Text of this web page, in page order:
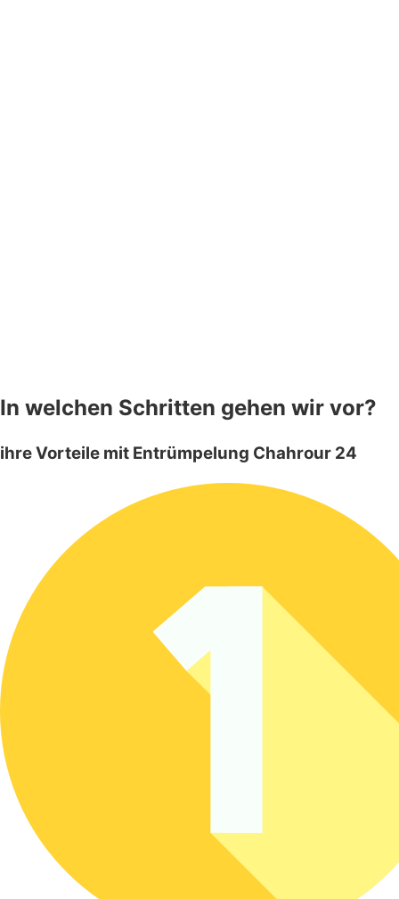
In welchen Schritten gehen wir vor?
ihre Vorteile mit Entrümpelung Chahrour 24